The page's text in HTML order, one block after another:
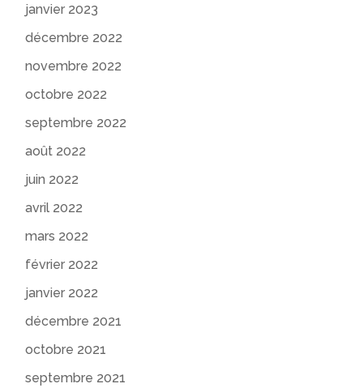
janvier 2023
décembre 2022
novembre 2022
octobre 2022
septembre 2022
août 2022
juin 2022
avril 2022
mars 2022
février 2022
janvier 2022
décembre 2021
octobre 2021
septembre 2021